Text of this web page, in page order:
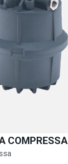
COMPRESSA